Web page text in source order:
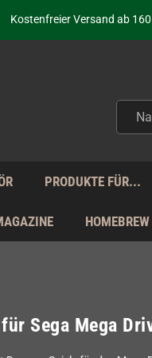
Kostenfreier Versand ab
Seit über 20 Jahren
Täglicher Versand Mo - Fr
PRODUKTE FÜR...
Sega Mega